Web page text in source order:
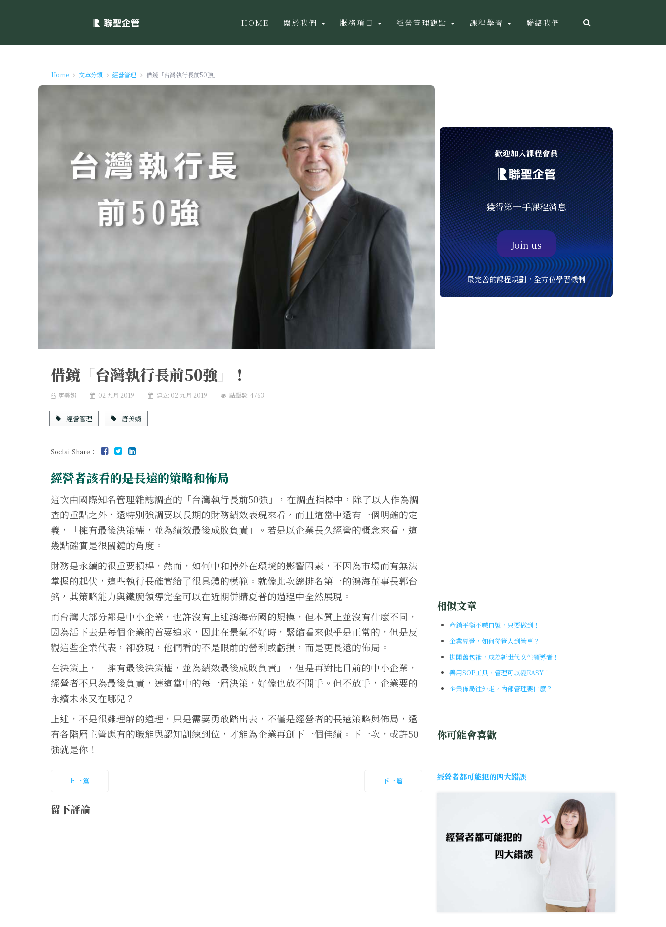
HOME 關於我們 服務項目 經營管理觀點 課程學習 聯絡我們
Home 文章分類 經營管理 借鏡「台灣執行長前50強」！
借鏡「台灣執行長前50強」！
唐美娟 02 九月 2019 建立: 02 九月 2019 點擊數: 4763
經營管理 唐美娟
Soclai Share：
經營者該看的是長遠的策略和佈局
這次由國際知名管理雜誌調查的「台灣執行長前50強」，在調查指標中，除了以人作為調
查的重點之外，還特別強調要以長期的財務績效表現來看，而且這當中還有一個明確的定
義，「擁有最後決策權，並為績效最後成敗負責」。若是以企業長久經營的概念來看，這
幾點確實是很關鍵的角度。
財務是永續的很重要槓桿，然而，如何中和掉外在環境的影響因素，不因為市場而有無法
掌握的起伏，這些執行長確實給了很具體的模範。就像此次總排名第一的鴻海董事長郭台
銘，其策略能力與鐵腕領導完全可以在近期併購夏普的過程中全然展現。
而台灣大部分都是中小企業，也許沒有上述鴻海帝國的規模，但本質上並沒有什麼不同，
因為活下去是每個企業的首要追求，因此在景氣不好時，緊縮看來似乎是正常的，但是反
觀這些企業代表，卻發現，他們看的不是眼前的營利或虧損，而是更長遠的佈局。
在決策上，「擁有最後決策權，並為績效最後成敗負責」，但是再對比目前的中小企業，
經營者不只為最後負責，連這當中的每一層決策，好像也放不開手。但不放手，企業要的
永續未來又在哪兒？
上述，不是很難理解的道理，只是需要勇敢踏出去，不僅是經營者的長遠策略與佈局，還
有各階層主管應有的職能與認知訓練到位，才能為企業再創下一個佳績。下一次，或許50
強就是你！
上一篇 下一篇
留下評論
歡迎加入課程會員
獲得第一手課程消息
Join us
最完善的課程規劃，全方位學習機制
相似文章
產銷平衡不喊口號，只要做到！
企業經營，如何從管人到管事？
拋開舊包袱，成為新世代女性領導者！
善用SOP工具，管理可以變EASY！
企業佈局往外走，內部管理要什麼？
你可能會喜歡
經營者都可能犯的四大錯誤